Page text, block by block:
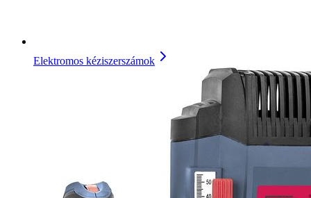
Elektromos kéziszerszámok